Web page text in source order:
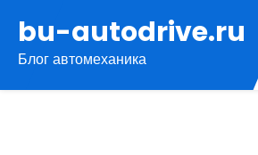
содержимому
bu-autodrive.ru
Блог автомеханика